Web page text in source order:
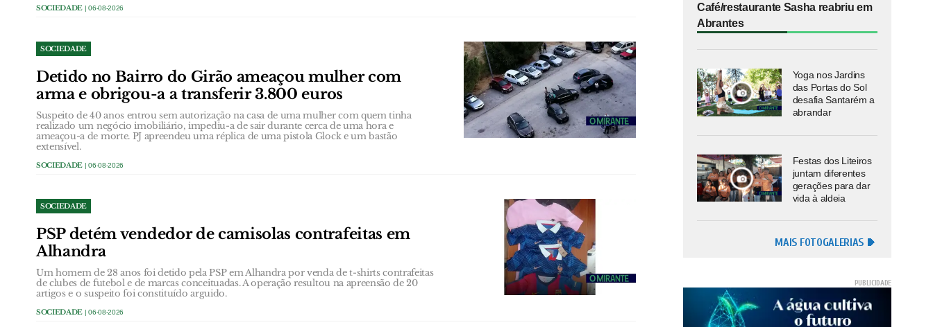
SOCIEDADE | 06-08-2026
SOCIEDADE
Detido no Bairro do Girão ameaçou mulher com
arma e obrigou-a a transferir 3.800 euros
Suspeito de 40 anos entrou sem autorização na casa de uma mulher com quem tinha
realizado um negócio imobiliário, impediu-a de sair durante cerca de uma hora e
ameaçou-a de morte. PJ apreendeu uma réplica de uma pistola Glock e um bastão
extensível.
SOCIEDADE | 06-08-2026
SOCIEDADE
PSP detém vendedor de camisolas contrafeitas em
Alhandra
Um homem de 28 anos foi detido pela PSP em Alhandra por venda de t-shirts contrafeitas
de clubes de futebol e de marcas conceituadas. A operação resultou na apreensão de 20
artigos e o suspeito foi constituído arguido.
SOCIEDADE | 06-08-2026
Café/restaurante Sasha reabriu em
Abrantes
Yoga nos Jardins
das Portas do Sol
desafia Santarém a
abrandar
Festas dos Liteiros
juntam diferentes
gerações para dar
vida à aldeia
MAIS FOTOGALERIAS